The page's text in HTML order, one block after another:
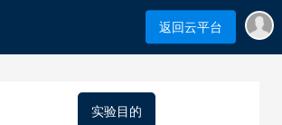
返回云平台
实验目的